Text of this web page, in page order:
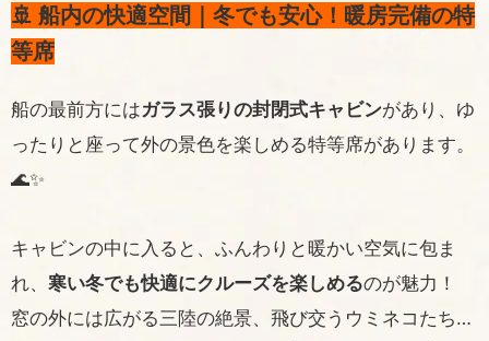
🚢 船内の快適空間｜冬でも安心！暖房完備の特
等席
船の最前方にはガラス張りの封閉式キャビンがあり、ゆ
ったりと座って外の景色を楽しめる特等席があります。
🌊✨
キャビンの中に入ると、ふんわりと暖かい空気に包ま
れ、 寒い冬でも快適にクルーズを楽しめるのが魅力！
窓の外には広がる三陸の絶景、飛び交うウミネコたち…